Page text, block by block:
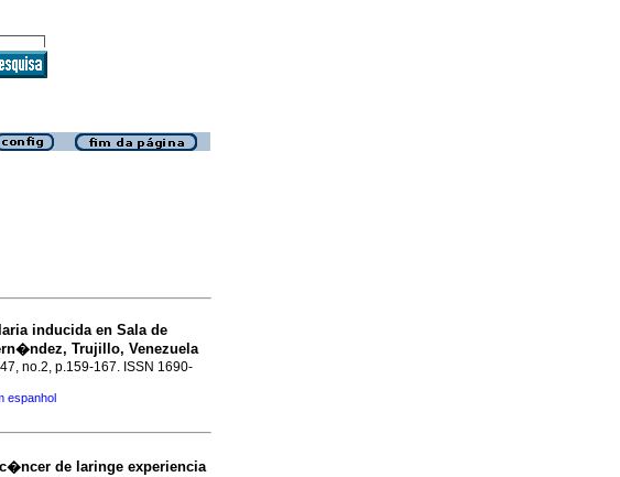
inducida en Sala de
Trujillo, Venezuela
no.2, p.159-167. ISSN 1690-
espanhol
de laringe experiencia